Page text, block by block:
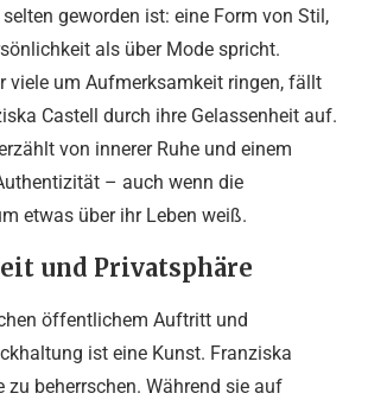
geworden ist: eine Form von Stil,
als über Mode spricht.
viele um Aufmerksamkeit ringen, fällt
Castell durch ihre Gelassenheit auf.
von innerer Ruhe und einem
– auch wenn die
etwas über ihr Leben weiß.
und Privatsphäre
öffentlichem Auftritt und
ist eine Kunst. Franziska
zu beherrschen. Während sie auf